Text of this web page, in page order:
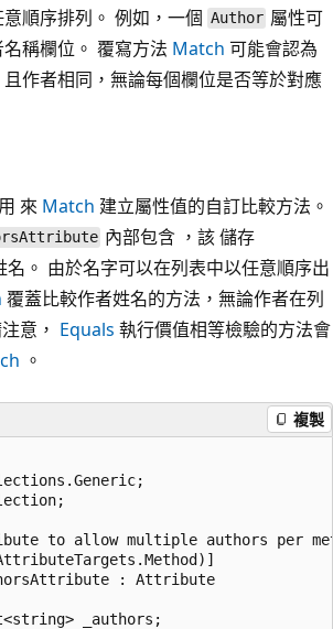
順序排列。 例如，一個 Author 屬性可
稱欄位。 覆寫方法 Match 可能會認為
作者相同，無論每個欄位是否等於對應
來 Match 建立屬性值的自訂比較方法。
內部包含 ，該 儲存
名。 由於名字可以在列表中以任意順序出
覆蓋比較作者姓名的方法，無論作者在列
意， Equals 執行價值相等檢驗的方法會
。
複製
to allow multiple authors per
: Attribute
_authors;